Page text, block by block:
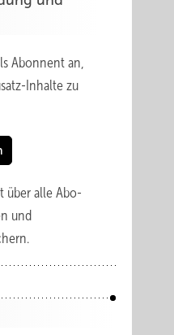
Abonnent an,
Inhalte zu
über alle Abo-
und